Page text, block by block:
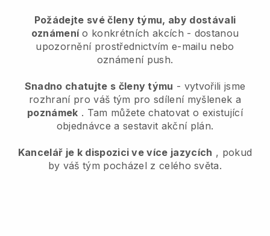
Požádejte své členy týmu, aby dostávali
oznámenío konkrétních akcích - dostanou
upozornění prostřednictvím e-mailu nebo
oznámení push.
Snadno chatujte s členy týmu - vytvořili jsme
rozhraní pro váš tým pro sdílení myšlenek a
poznámek . Tam můžete chatovat o existující
objednávce a sestavit akční plán.
Kancelář je k dispozici ve více jazycích , pokud
by váš tým pocházel z celého světa.